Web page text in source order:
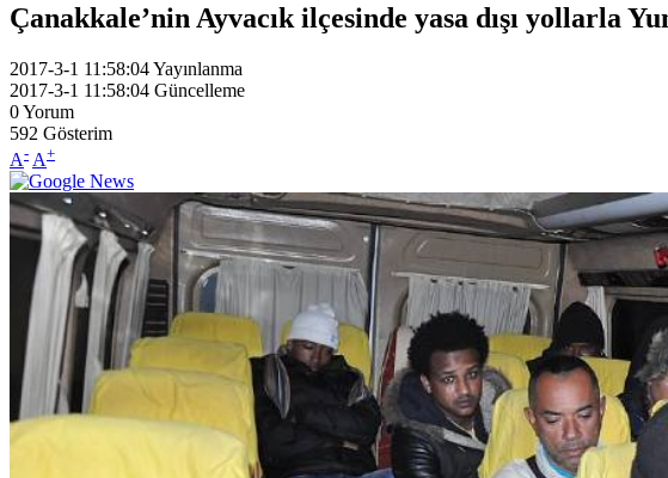
Çanakkale’nin Ayvacık ilçesinde yasa dışı yollarla
2017-3-1 11:58:04Yayınlanma
2017-3-1 11:58:04 Güncelleme
0Yorum
592 Gösterim
A- A+